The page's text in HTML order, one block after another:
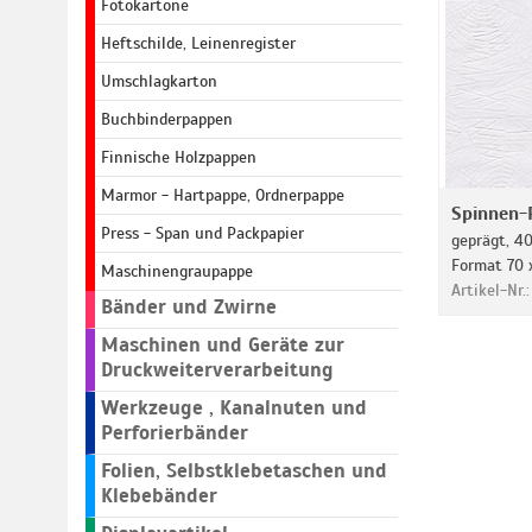
Fotokartone
Heftschilde, Leinenregister
Umschlagkarton
Buchbinderpappen
Finnische Holzpappen
Marmor - Hartpappe, Ordnerpappe
Press - Span und Packpapier
Maschinengraupappe
Bänder und Zwirne
Maschinen und Geräte zur
Druckweiterverarbeitung
Werkzeuge , Kanalnuten und
Perforierbänder
Folien, Selbstklebetaschen und
Klebebänder
geprägt,
Format 70
Artikel-